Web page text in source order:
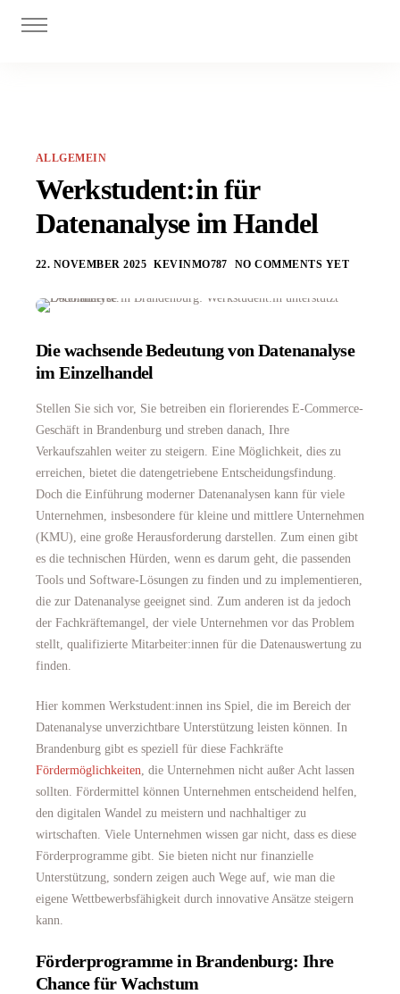
Blog
ALLGEMEIN
Werkstudent:in für
Datenanalyse im Handel
22. NOVEMBER 2025 KEVINMO787 NO COMMENTS YET
Die wachsende Bedeutung von Datenanalyse
im Einzelhandel
Stellen Sie sich vor, Sie betreiben ein florierendes E-Commerce-
Geschäft in Brandenburg und streben danach, Ihre
Verkaufszahlen weiter zu steigern. Eine Möglichkeit, dies zu
erreichen, bietet die datengetriebene Entscheidungsfindung.
Doch die Einführung moderner Datenanalysen kann für viele
Unternehmen, insbesondere für kleine und mittlere Unternehmen
(KMU), eine große Herausforderung darstellen. Zum einen gibt
es die technischen Hürden, wenn es darum geht, die passenden
Tools und Software-Lösungen zu finden und zu implementieren,
die zur Datenanalyse geeignet sind. Zum anderen ist da jedoch
der Fachkräftemangel, der viele Unternehmen vor das Problem
stellt, qualifizierte Mitarbeiter:innen für die Datenauswertung zu
finden.
Hier kommen Werkstudent:innen ins Spiel, die im Bereich der
Datenanalyse unverzichtbare Unterstützung leisten können. In
Brandenburg gibt es speziell für diese Fachkräfte
Fördermöglichkeiten , die Unternehmen nicht außer Acht lassen
sollten. Fördermittel können Unternehmen entscheidend helfen,
den digitalen Wandel zu meistern und nachhaltiger zu
wirtschaften. Viele Unternehmen wissen gar nicht, dass es diese
Förderprogramme gibt. Sie bieten nicht nur finanzielle
Unterstützung, sondern zeigen auch Wege auf, wie man die
eigene Wettbewerbsfähigkeit durch innovative Ansätze steigern
kann.
Förderprogramme in Brandenburg: Ihre
Chance für Wachstum